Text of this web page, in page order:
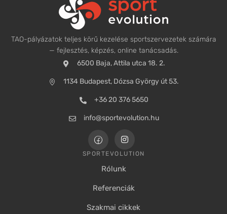
TAO-pályázatok teljes körű kezelése sportszervezetek számára
— fejlesztés, képzés, online tanácsadás.
6500 Baja, Attila utca 18. 2.
1134 Budapest, Dózsa György út 53.
+36 20 376 5650
info@sportevolution.hu
SPORTEVOLUTION
Rólunk
Referenciák
Szakmai cikkek